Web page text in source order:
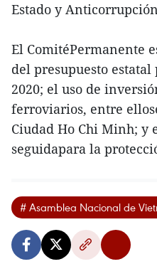
Estado y
El ComitéPermanente
del presupuesto
2020; el uso de
ferroviarios, entre
Ciudad Ho Chi Minh; y
seguidapara la
# Asamblea Nacional de